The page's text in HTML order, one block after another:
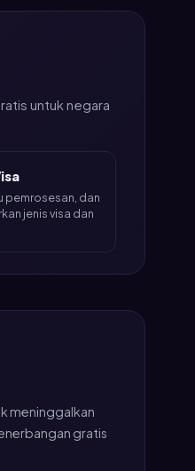
untuk negara
pemrosesan, dan
jenis visa dan
meninggalkan
gratis